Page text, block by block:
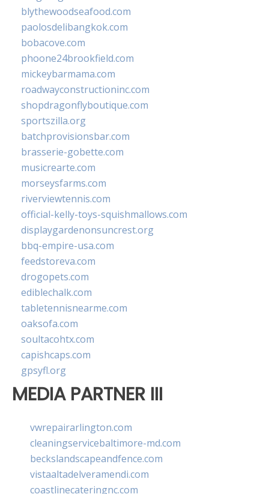
blythewoodseafood.com
paolosdelibangkok.com
bobacove.com
phoone24brookfield.com
mickeybarmama.com
roadwayconstructioninc.com
shopdragonflyboutique.com
sportszilla.org
batchprovisionsbar.com
brasserie-gobette.com
musicrearte.com
morseysfarms.com
riverviewtennis.com
official-kelly-toys-squishmallows.com
displaygardenonsuncrest.org
bbq-empire-usa.com
feedstoreva.com
drogopets.com
ediblechalk.com
tabletennisnearme.com
oaksofa.com
soultacohtx.com
capishcaps.com
gpsyfl.org
MEDIA PARTNER III
vwrepairarlington.com
cleaningservicebaltimore-md.com
beckslandscapeandfence.com
vistaaltadelveramendi.com
coastlinecateringnc.com